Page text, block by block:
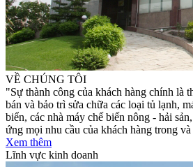
VỀ CHÚNG TÔI
"Sự thành công của khách hàng chính
bán và bảo trì sửa chữa các loại tủ lạnh,
biển, các nhà máy chế biến nông - hải
ứng mọi nhu cầu của khách hàng trong
Xem thêm
Lĩnh vực kinh doanh